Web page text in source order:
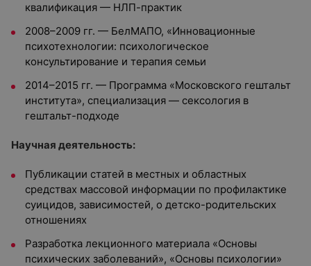
квалификация — НЛП-практик
2008–2009 гг. — БелМАПО, «Инновационные
психотехнологии: психологическое
консультирование и терапия семьи
2014–2015 гг. — Программа «Московского гештальт
института», специализация — сексология в
гештальт-подходе
Научная деятельность:
Публикации статей в местных и областных
средствах массовой информации по профилактике
суицидов, зависимостей, о детско-родительских
отношениях
Разработка лекционного материала «Основы
психических заболеваний», «Основы психологии»